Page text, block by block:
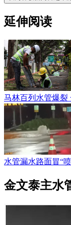
延伸阅读
马林百列水管爆裂
水管漏水路面冒“
金文泰主水